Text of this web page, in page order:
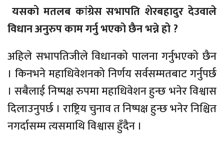
यसको मतलब कांग्रेस सभापति शेरबहादुर देउवाले
विधान अनुरुप काम गर्नु भएको छैन भन्ने हो ?
अहिले सभापतिजीले विधानको पालना गर्नुभएको छैन
। किनभने महाधिवेशनको निर्णय सर्वसम्मतबाट गर्नुपर्छ
। सबैलाई निष्पक्ष रुपमा महाधिवेशन हुन्छ भनेर विश्वास
दिलाउनुपर्छ । राष्ट्रिय चुनाव त निष्पक्ष हुन्छ भनेर निश्चित
नगर्दासम्म त्यसमाथि विश्वास हुँदैन ।